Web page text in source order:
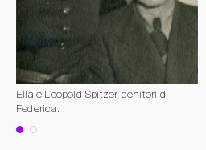
Ella e Leopold Spitzer, genitori di
Federica.